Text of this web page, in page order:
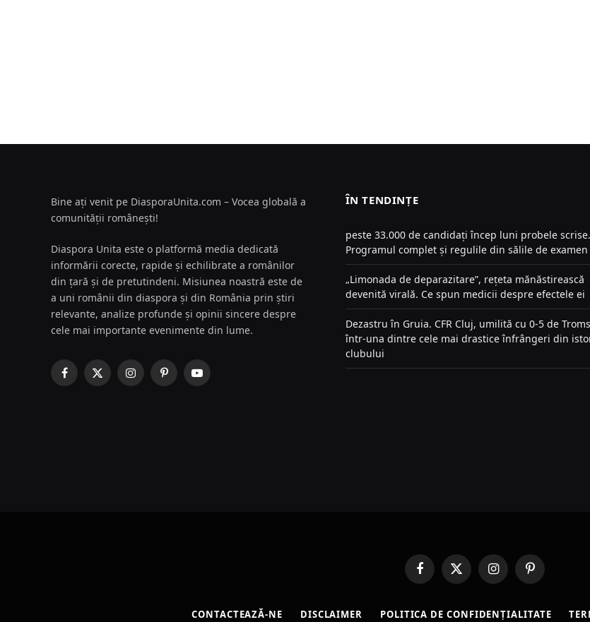
Bine ați venit pe DiasporaUnita.com – Vocea globală a
comunității românești!
Diaspora Unita este o platformă media dedicată
informării corecte, rapide și echilibrate a românilor
din țară și de pretutindeni. Misiunea noastră este de
a uni românii din diaspora și din România prin știri
relevante, analize profunde și opinii sincere despre
cele mai importante evenimente din lume.
Facebook
X
InstagramPinterestYouTube
ÎN TENDINȚE
peste 33.000 de candidați încep luni probele scrise.
Programul complet și regulile din sălile de examen
„Limonada de deparazitare”, rețeta mănăstirească
devenită virală. Ce spun medicii despre efectele ei
Dezastru în Gruia. CFR Cluj, umilită cu 0-5 de
într-una dintre cele mai drastice înfrângeri din
clubului
FacebookX
(Twitter)
InstagramPinterest
CONTACTEAZĂ-NE DISCLAIMER POLITICA DE CONFIDENȚIALITATE